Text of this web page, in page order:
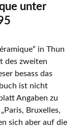
unter
in Thun
des zweiten
besass das
ist nicht
Angaben zu
Bruxelles,
sich aber auf die